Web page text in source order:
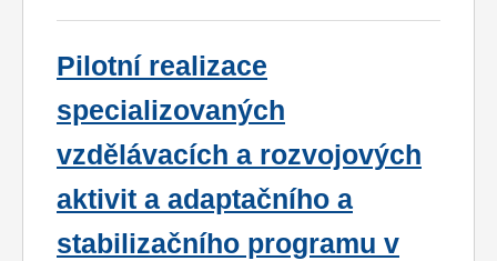
Pilotní realizace
specializovaných
vzdělávacích a rozvojových
aktivit a adaptačního a
stabilizačního programu v